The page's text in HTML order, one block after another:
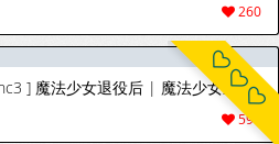
260
[HONGJJANGJJANG& c3krakenc3 ] 魔法少女退役后 | 魔法少女退役後 1-25 [Chinese] [Ongoing]
599